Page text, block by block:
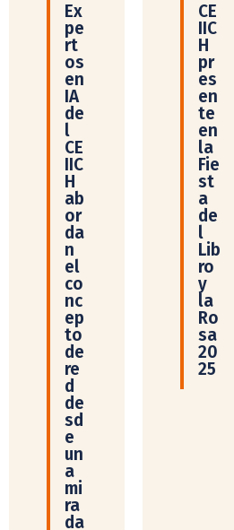
Ex
pe
rt
os
en
IA
de
l
CE
IIC
H
ab
or
da
n
el
co
nc
ep
to
de
re
d
de
sd
e
un
a
mi
ra
da
CE
IIC
H
pr
es
en
te
en
la
Fie
st
a
de
l
Lib
ro
y
la
Ro
sa
20
25